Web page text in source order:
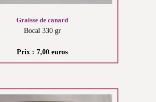
Graisse de canard
Bocal 330 gr
Prix : 7,00 euros